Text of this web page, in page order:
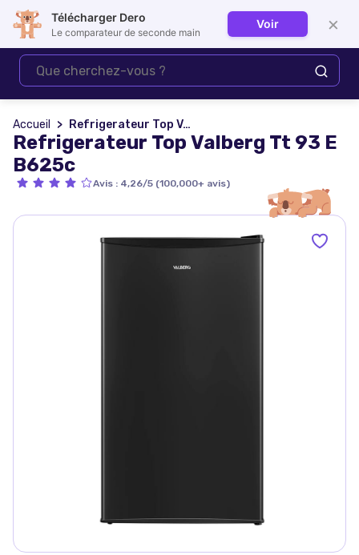
Se connecter
Accueil Refrigerateur Top Valberg Tt 93 E B625c
Refrigerateur Top Valberg Tt 93 E
B625c
Avis : 4,26/5 (100,000+ avis)
Télécharger Dero
Le comparateur de seconde main
Voir ×